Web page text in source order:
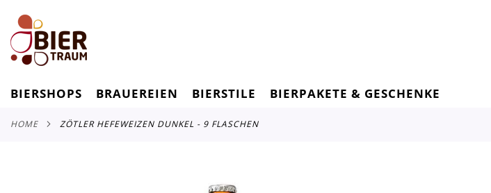
BIERSHOPS BRAUEREIEN BIERSTILE BIERPAKETE & GESCHENKE
HOME ZÖTLER HEFEWEIZEN DUNKEL - 9 FLASCHEN